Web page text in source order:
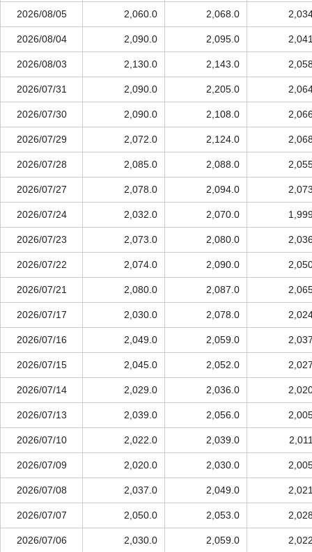
2026/08/05 2,060.0 2,068.0
2026/08/04 2,090.0 2,095.0
2026/08/03 2,130.0 2,143.0
2026/07/31 2,090.0 2,205.0
2026/07/30 2,090.0 2,108.0
2026/07/29 2,072.0 2,124.0
2026/07/28 2,085.0 2,088.0
2026/07/27 2,078.0 2,094.0
2026/07/24 2,032.0 2,070.0
2026/07/23 2,073.0 2,080.0
2026/07/22 2,074.0 2,090.0
2026/07/21 2,080.0 2,087.0
2026/07/17 2,030.0 2,078.0
2026/07/16 2,049.0 2,059.0
2026/07/15 2,045.0 2,052.0
2026/07/14 2,029.0 2,036.0
2026/07/13 2,039.0 2,056.0
2026/07/10 2,022.0 2,039.0
2026/07/09 2,020.0 2,030.0
2026/07/08 2,037.0 2,049.0
2026/07/07 2,050.0 2,053.0
2026/07/06 2,030.0 2,059.0